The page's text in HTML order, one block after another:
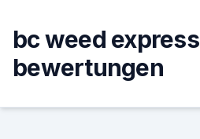
content
bc weed express
bewertungen